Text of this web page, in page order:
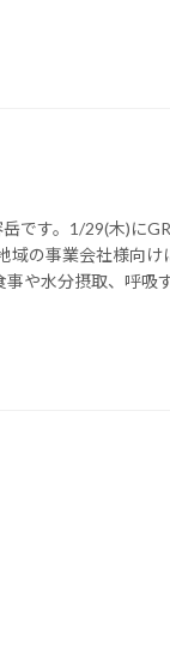
です。1/29(木)に
域の事業会社様向け
や水分摂取、呼吸